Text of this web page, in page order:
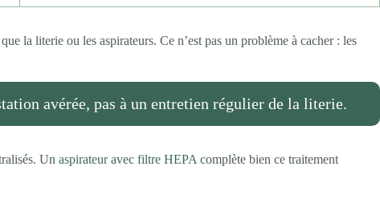
la literie ou les aspirateurs. Ce n’est pas un problème à cacher : les
avérée, pas à un entretien régulier de la literie.
Un aspirateur avec filtre HEPA complète bien ce traitement